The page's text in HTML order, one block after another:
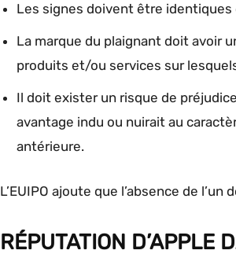
Les signes doivent être identiques
La marque du plaignant doit avoir
produits et/ou services sur
Il doit exister un risque de
avantage indu ou nuirait au
antérieure.
L’EUIPO ajoute que l’absence de
RÉPUTATION D’APPLE